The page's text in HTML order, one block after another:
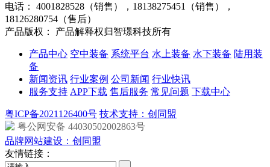
电话： 4001828528（销售），18138275451（销售），
18126280754（售后）
产品版权： 产品解释权归智璟科技所有
产品中心 空中装备 系统平台 水上装备 水下装备 陆用装
备
新闻资讯 行业案例 公司新闻 行业快讯
服务支持 APP下载 售后服务 常见问题 下载中心
粤ICP备2021126400号 技术支持：创同盟
粤公网安备 44030502002863号
品牌网站建设：创同盟
友情链接：